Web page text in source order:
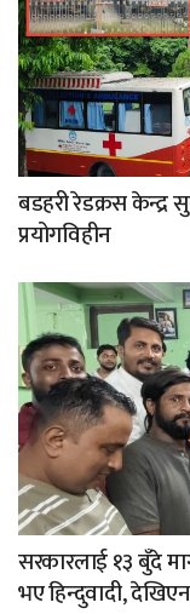
बडहरी रेडक्रस
प्रयोगविहीन
सरकारलाई १३ बुँदे
भए हिन्दुवादी,